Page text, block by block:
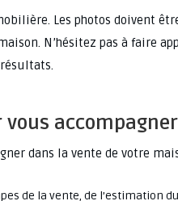
Les photos doivent
N’hésitez pas à faire
accompagner
dans la vente de votre
de la vente, de l’estimation